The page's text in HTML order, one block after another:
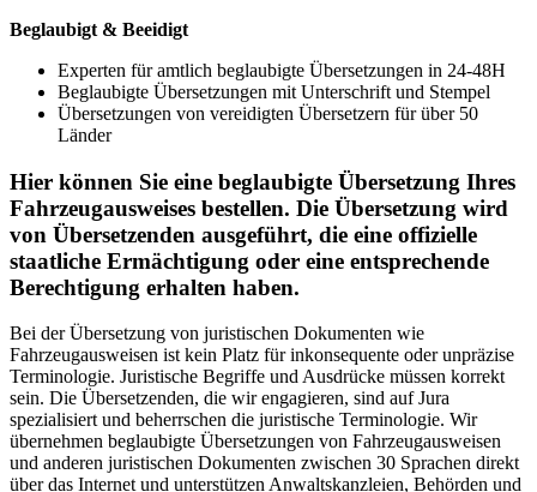
Beglaubigt & Beeidigt
Experten für amtlich beglaubigte Übersetzungen in 24-48H
Beglaubigte Übersetzungen mit Unterschrift und Stempel
Übersetzungen von vereidigten Übersetzern für über 50
Länder
Hier können Sie eine beglaubigte Übersetzung Ihres
Fahrzeugausweises bestellen. Die Übersetzung wird
von Übersetzenden ausgeführt, die eine offizielle
staatliche Ermächtigung oder eine entsprechende
Berechtigung erhalten haben.
Bei der Übersetzung von juristischen Dokumenten wie
Fahrzeugausweisen ist kein Platz für inkonsequente oder unpräzise
Terminologie. Juristische Begriffe und Ausdrücke müssen korrekt
sein. Die Übersetzenden, die wir engagieren, sind auf Jura
spezialisiert und beherrschen die juristische Terminologie. Wir
übernehmen beglaubigte Übersetzungen von Fahrzeugausweisen
und anderen juristischen Dokumenten zwischen 30 Sprachen direkt
über das Internet und unterstützen Anwaltskanzleien, Behörden und